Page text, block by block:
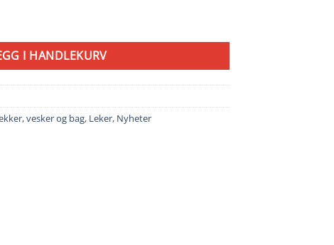
antall
I HANDLEKURV
vesker og bag, Leker, Nyheter